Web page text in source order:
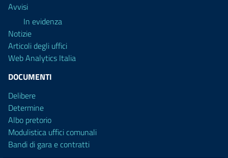
Avvisi
In evidenza
Notizie
Articoli degli uffici
Web Analytics Italia
DOCUMENTI
Delibere
Determine
Albo pretorio
Modulistica uffici comunali
Bandi di gara e contratti